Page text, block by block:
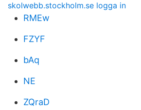
skolwebb.stockholm.se logga in
RMEw
FZYF
bAq
NE
ZQraD